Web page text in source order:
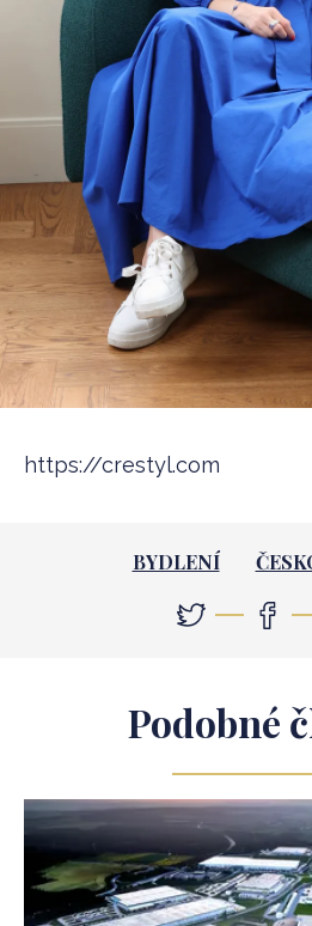
https://crestyl.com
BYDLENÍ
Podobné